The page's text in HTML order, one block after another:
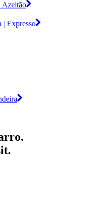
Azeitão
| Expresso